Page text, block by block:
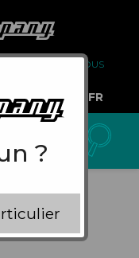
À PROPOS DE NOUS
FR
?